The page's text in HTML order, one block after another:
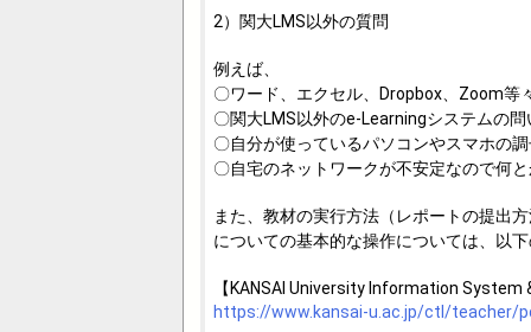
2）関大LMS以外の質問
例えば、
〇ワード、エクセル、Dropbox、Zoom等
〇関大LMS以外のe-Learningシステムの
〇自分が使っているパソコンやスマホの
〇自宅のネットワークが不安定なので何
また、教材の実行方法（レポートの提出
についての基本的な操作については、以
【KANSAI University Information System
https://www.kansai-u.ac.jp/ctl/teacher/